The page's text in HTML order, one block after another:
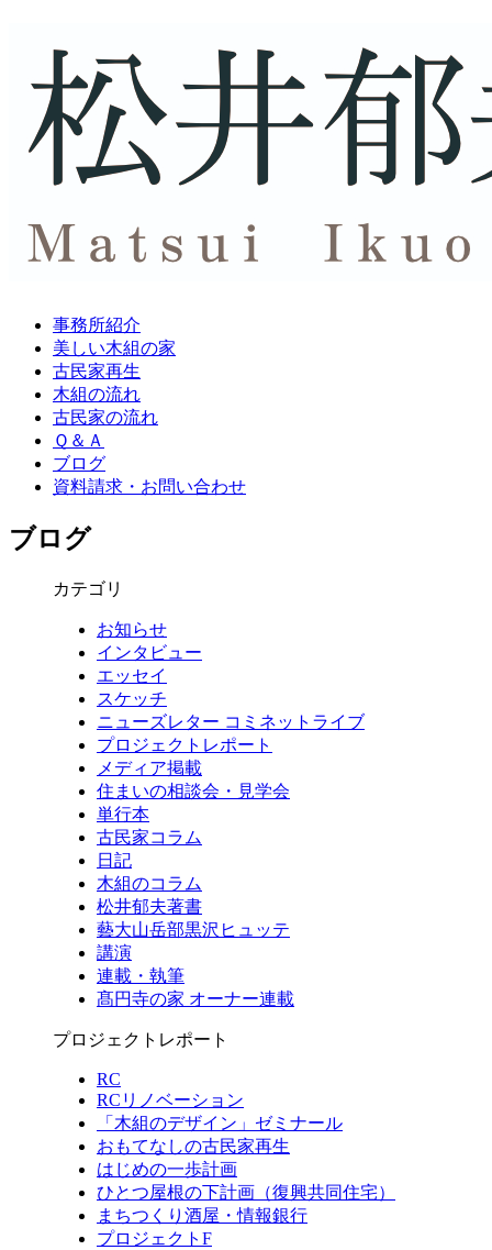
事務所紹介
美しい木組の家
古民家再生
木組の流れ
古民家の流れ
Ｑ＆Ａ
ブログ
資料請求・ お問い合わせ
ブログ
カテゴリ
お知らせ
インタビュー
エッセイ
スケッチ
ニューズレター コミネットライブ
プロジェクトレポート
メディア掲載
住まいの相談会・見学会
単行本
古民家コラム
日記
木組のコラム
松井郁夫著書
藝大山岳部黒沢ヒュッテ
講演
連載・執筆
髙円寺の家 オーナー連載
プロジェクトレポート
RC
RCリノベーション
「木組のデザイン」ゼミナール
おもてなしの古民家再生
はじめの一歩計画
ひとつ屋根の下計画（復興共同住宅）
まちつくり酒屋・情報銀行
プロジェクトF